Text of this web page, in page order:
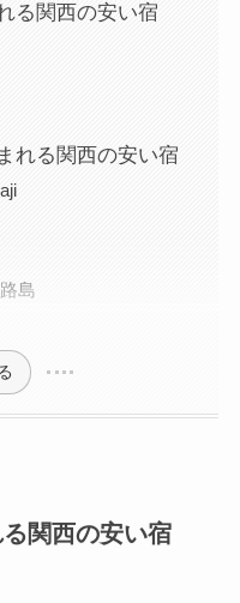
る関西の安い宿
れる関西の安い宿
島
る関西の安い宿